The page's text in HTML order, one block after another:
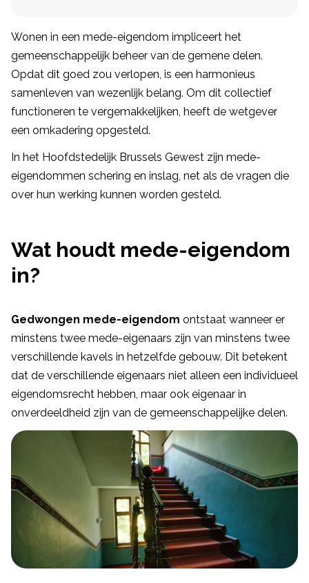
Wonen in een mede-eigendom impliceert het
gemeenschappelijk beheer van de gemene delen.
Opdat dit goed zou verlopen, is een harmonieus
samenleven van wezenlijk belang. Om dit collectief
functioneren te vergemakkelijken, heeft de wetgever
een omkadering opgesteld.
In het Hoofdstedelijk Brussels Gewest zijn mede-
eigendommen schering en inslag, net als de vragen die
over hun werking kunnen worden gesteld.
Wat houdt mede-eigendom
in?
Gedwongen mede-eigendom ontstaat wanneer er
minstens twee mede-eigenaars zijn van minstens twee
verschillende kavels in hetzelfde gebouw. Dit betekent
dat de verschillende eigenaars niet alleen een individueel
eigendomsrecht hebben, maar ook eigenaar in
onverdeeldheid zijn van de gemeenschappelijke delen.